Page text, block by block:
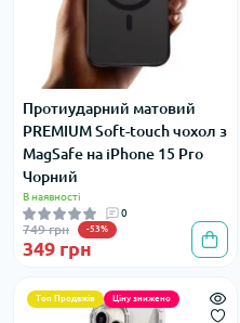
Протиударний матовий
PREMIUM Soft-touch чохол з
MagSafe на iPhone 15 Pro
Чорний
В наявності
0
749 грн -53%
349 грн
Топ Продажів Ціну знижено